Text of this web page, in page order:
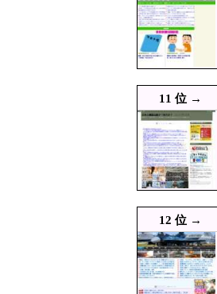
08/08 15:00
08/08 14:55
08/08 14:49
08/08 14:29
08/08 14:28
08/08 14:24
08/08 14:20
08/08 14:10
08/08 14:09
08/08 14:07
08/08 14:05
08/08 14:00
11 位 →
12 位 →